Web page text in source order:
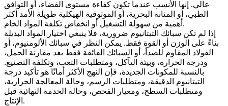
عالي. إنها الأنسب عندما تكون كفاءة مستوى الفضاء، أو التوافق
الطبي، أو المتانة البحرية، أو الموثوقية الهيكلية طويلة الأمد أكثر
أهمية من سهولة التشغيل أو انخفاض تكلفة المواد الخام.
إذا لم تكن سبائك التيتانيوم ضرورية، فلا ينبغي اختيار المواد البديلة
بناءً على الوزن أو القوة فقط. يمكن النظر في سبائك الألومنيوم، أو
الفولاذ المقاوم للصدأ، أو السبائك الفائقة فقط بعد مقارنة الحمل،
ودرجة الحرارة، وبيئة التآكل، ومتطلبات التعب، وتكلفة التصنيع.
بالنسبة للمكونات الجديدة، فإن النهج الأكثر أمانًا هو تأكيد درجة
التيتانيوم الدقيقة، ومتطلبات الرسم، وحالة المعالجة الحرارية،
ومتطلبات السطح، ومعيار الفحص، وحالة الخدمة النهائية قبل
الإنتاج.